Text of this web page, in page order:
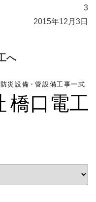
3
2015年12月3日
へ